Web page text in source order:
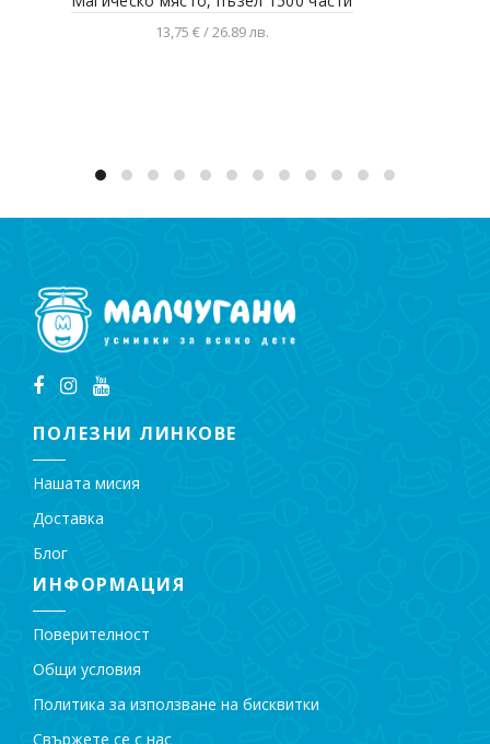
13,75 € / 26.89 лв.
ПОЛЕЗНИ ЛИНКОВЕ
Нашата мисия
Доставка
Блог
ИНФОРМАЦИЯ
Поверителност
Общи условия
Политика за използване на бисквитки
Свържете се с нас